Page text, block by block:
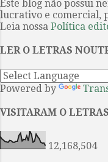
...
culto.
que te
em
voltou
Que
Este blog não possui
lucrativo e comercial,
Leia nossa Política
LER O LETRAS
Powered by
VISITARAM O LETRAS
12,168,504